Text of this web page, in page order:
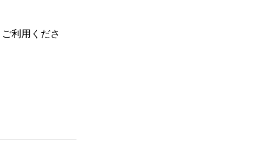
利用くださ